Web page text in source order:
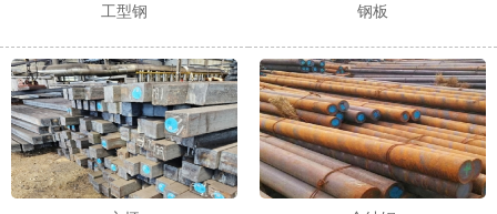
工型钢 钢板